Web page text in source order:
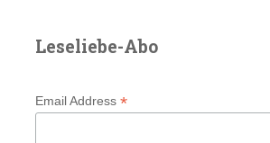
Leseliebe-Abo
Email Address *